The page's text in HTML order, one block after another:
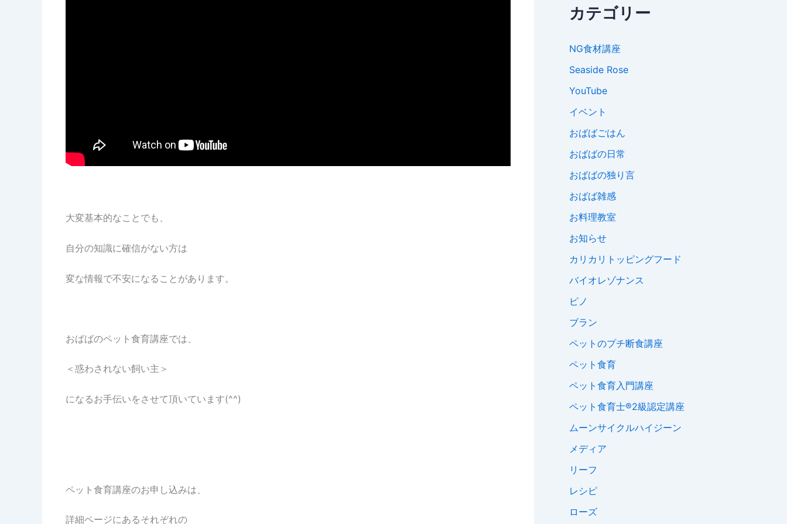
大変基本的なことでも、
自分の知識に確信がない方は
変な情報で不安になることがあります。
おばばのペット食育講座では、
＜惑わされない飼い主＞
になるお手伝いをさせて頂いています(^^)
ペット食育講座のお申し込みは、
詳細ページにあるそれぞれの
カテゴリー
NG食材講座
Seaside Rose
YouTube
イベント
おばばごはん
おばばの日常
おばばの独り言
おばば雑感
お料理教室
お知らせ
カリカリトッピングフード
バイオレゾナンス
ピノ
ブラン
ペットのプチ断食講座
ペット食育
ペット食育入門講座
ペット食育士®︎2級認定講座
ムーンサイクルハイジーン
メディア
リーフ
レシピ
ローズ